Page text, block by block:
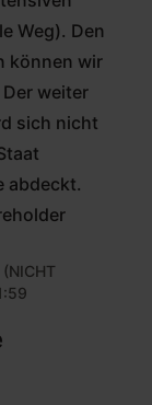
Weg). Den
können wir
weiter
sich nicht
abdeckt.
(NICHT